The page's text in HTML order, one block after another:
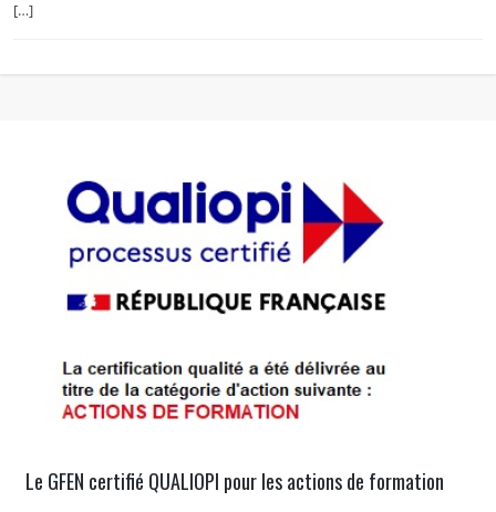
[…]
Le GFEN certifié QUALIOPI pour les actions de formation